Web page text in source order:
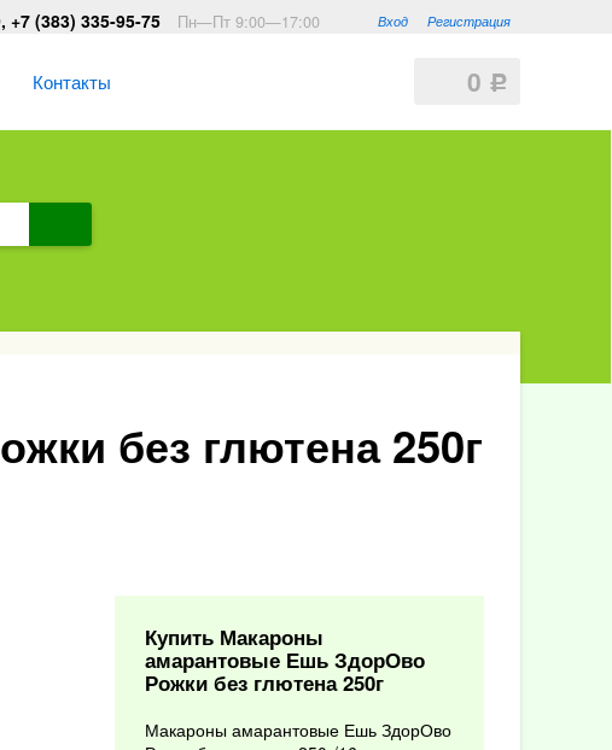
Вход Регистрация
+7 (383) 335-95-75 Пн—Пт 9:00—17:00
0 Р
Контакты
без глютена 250г
Купить Макароны
амарантовые Ешь ЗдорОво
Рожки без глютена 250г
Макароны амарантовые Ешь ЗдорОво